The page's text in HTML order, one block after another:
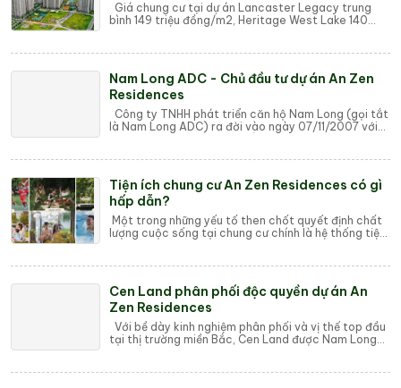
Giá chung cư tại dự án Lancaster Legacy trung
bình 149 triệu đồng/m2, Heritage West Lake 140
Nam Long ADC - Chủ đầu tư dự án An Zen
Residences
Công ty TNHH phát triển căn hộ Nam Long (gọi tắt
là Nam Long ADC) ra đời vào ngày 07/11/2007 với
Tiện ích chung cư An Zen Residences có gì
hấp dẫn?
Một trong những yếu tố then chốt quyết định chất
lượng cuộc sống tại chung cư chính là hệ thống tiện
Cen Land phân phối độc quyền dự án An
Zen Residences
Với bề dày kinh nghiệm phân phối và vị thế top đầu
tại thị trường miền Bắc, Cen Land được Nam Long